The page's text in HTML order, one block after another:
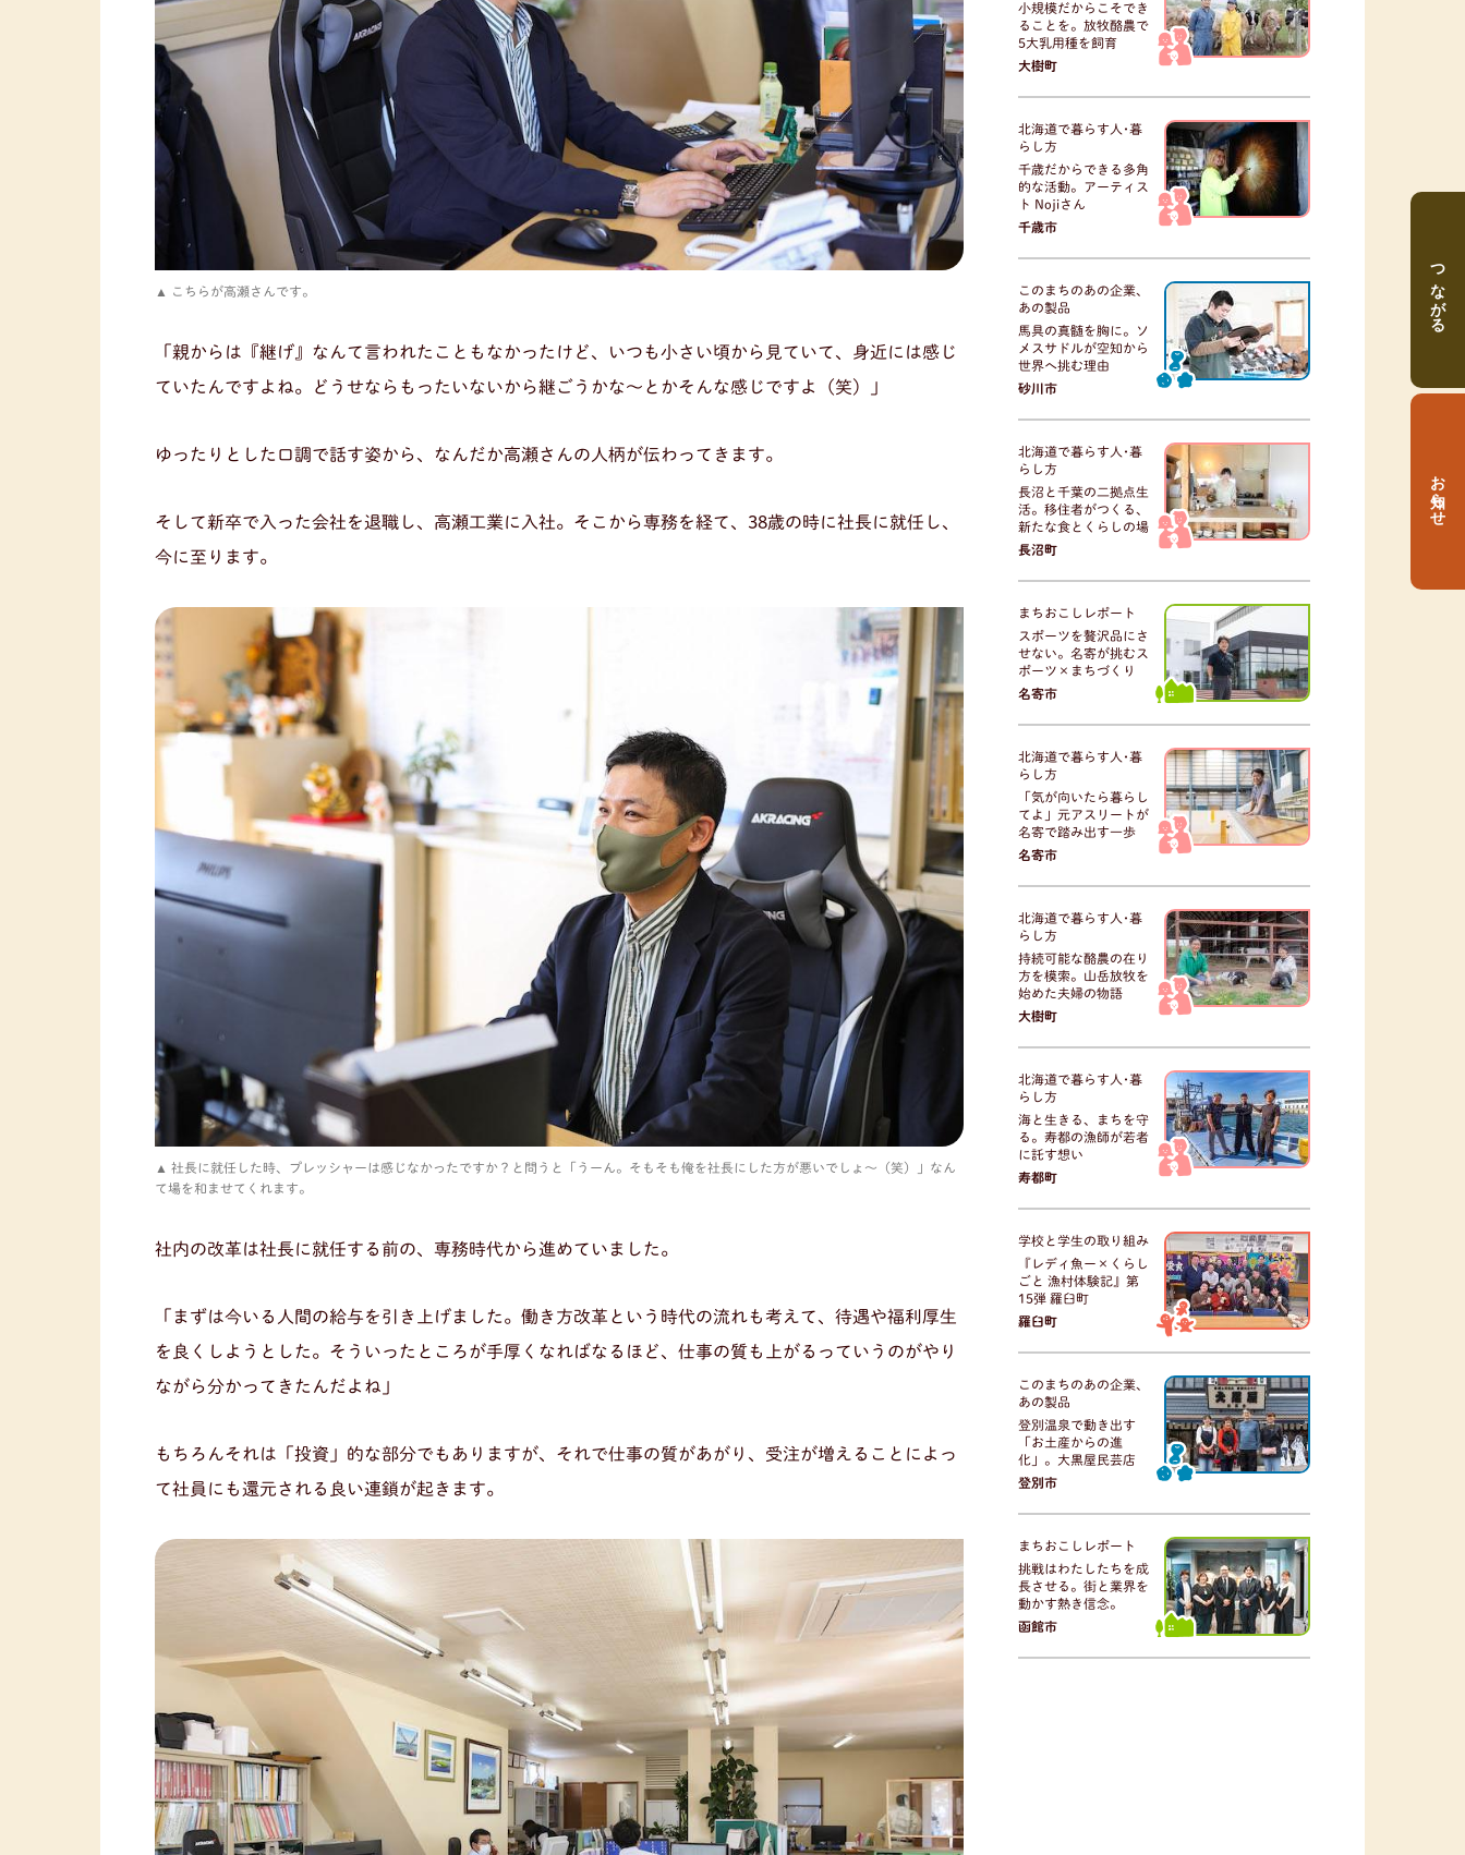
こちらが高瀬さんです。
「親からは『継げ』なんて言われたこともなかったけど、いつも小さい頃から見ていて、身近には感じ
ていたんですよね。どうせならもったいないから継ごうかな〜とかそんな感じですよ（笑）」
ゆったりとした口調で話す姿から、なんだか高瀬さんの人柄が伝わってきます。
そして新卒で入った会社を退職し、高瀬工業に入社。そこから専務を経て、38歳の時に社長に就任し、
今に至ります。
社長に就任した時、プレッシャーは感じなかったですか？と問うと「うーん。そもそも俺を社長にした方が悪いでしょ〜（笑）」なん
て場を和ませてくれます。
社内の改革は社長に就任する前の、専務時代から進めていました。
「まずは今いる人間の給与を引き上げました。働き方改革という時代の流れも考えて、待遇や福利厚生
を良くしようとした。そういったところが手厚くなればなるほど、仕事の質も上がるっていうのがやり
ながら分かってきたんだよね」
もちろんそれは「投資」的な部分でもありますが、それで仕事の質があがり、受注が増えることによっ
て社員にも還元される良い連鎖が起きます。
小規模だからこそでき
ることを。放牧酪農で
5大乳用種を飼育
大樹町
北海道で暮らす人･暮
らし方
千歳だからできる多角
的な活動。アーティス
ト Nojiさん
千歳市
このまちのあの企業、
あの製品
馬具の真髄を胸に。ソ
メスサドルが空知から
世界へ挑む理由
砂川市
北海道で暮らす人･暮
らし方
長沼と千葉の二拠点生
活。移住者がつくる、
新たな食とくらしの場
長沼町
まちおこしレポート
スポーツを贅沢品にさ
せない。名寄が挑むス
ポーツ×まちづくり
名寄市
北海道で暮らす人･暮
らし方
「気が向いたら暮らし
てよ」元アスリートが
名寄で踏み出す一歩
名寄市
北海道で暮らす人･暮
らし方
持続可能な酪農の在り
方を模索。山岳放牧を
始めた夫婦の物語
大樹町
北海道で暮らす人･暮
らし方
海と生きる、まちを守
る。寿都の漁師が若者
に託す想い
寿都町
学校と学生の取り組み
『レディ魚ー×くらし
ごと 漁村体験記』第
15弾 羅臼町
羅臼町
このまちのあの企業、
あの製品
登別温泉で動き出す
「お土産からの進
化」。大黒屋民芸店
登別市
まちおこしレポート
挑戦はわたしたちを成
長させる。街と業界を
動かす熱き信念。
函館市
つながる
お知らせ